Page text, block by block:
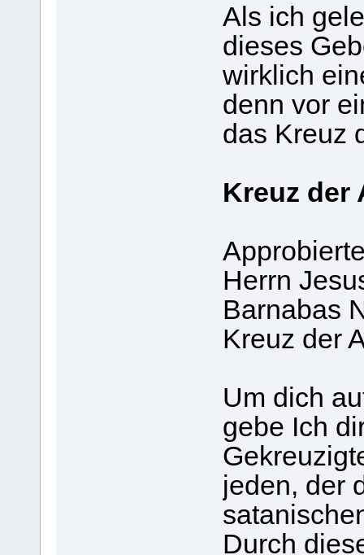
Als ich
dieses
wirklich
denn vor
das Kreuz
Kreuz der
Herrn
Barnabas
Kreuz der
Um dich
gebe Ich
jeden, der
Durch